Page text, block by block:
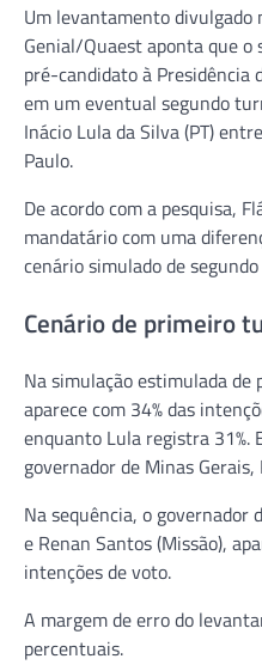
Um levantamento
Genial/Quaest aponta que o
pré-candidato à Presidência
em um eventual segundo
Inácio Lula da Silva(PT)
Paulo.
De acordo com a pesquisa,
mandatário com uma
cenário simulado de
Cenário de primeiro
Na simulação estimulada
aparece com 34% das
enquanto Lula registra 31%.
governador de Minas Gerais,
Na sequência, o governador
e Renan Santos(Missão),
intenções de voto.
A margem de erro do
percentuais.